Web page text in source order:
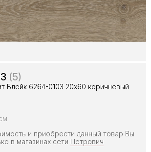
(5)
Блейк 6264-0103 20х60 коричневый
и приобрести данный товар Вы
в магазинах сети Петрович